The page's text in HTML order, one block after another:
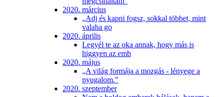
2020. március
„Adj és kapni fogsz, sokkal többet, mint
valaha go
2020. április
Legyél te az oka annak, hogy más is
higgyen az emb
2020. május
„A világ formája a mozgás - lényege a
nyugalom.”
2020. szeptember